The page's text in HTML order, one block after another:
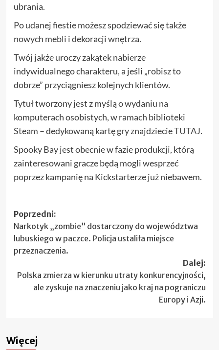
ubrania.
Po udanej fiestie możesz spodziewać się także
nowych mebli i dekoracji wnętrza.
Twój jakże uroczy zakątek nabierze
indywidualnego charakteru, a jeśli „robisz to
dobrze” przyciągniesz kolejnych klientów.
Tytuł tworzony jest z myślą o wydaniu na
komputerach osobistych, w ramach biblioteki
Steam – dedykowaną kartę gry znajdziecieTUTAJ.
Spooky Bay jest obecnie w fazie produkcji, którą
zainteresowani gracze będą mogli wesprzeć
poprzez kampanię na Kickstarterze już niebawem.
Zobacz
wpisy
Poprzedni:
Narkotyk „zombie” dostarczony do województwa
lubuskiego w paczce. Policja ustaliła miejsce
przeznaczenia.
Dalej:
Polska zmierza w kierunku utraty konkurencyjności,
ale zyskuje na znaczeniu jako kraj na pograniczu
Europy i Azji.
Więcej